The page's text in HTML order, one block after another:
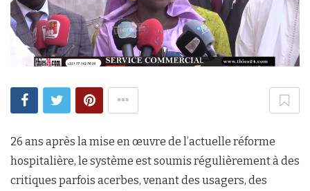
26 ans après la mise en œuvre de l’actuelle réforme
hospitalière, le système est soumis régulièrement à des
critiques parfois acerbes, venant des usagers, des